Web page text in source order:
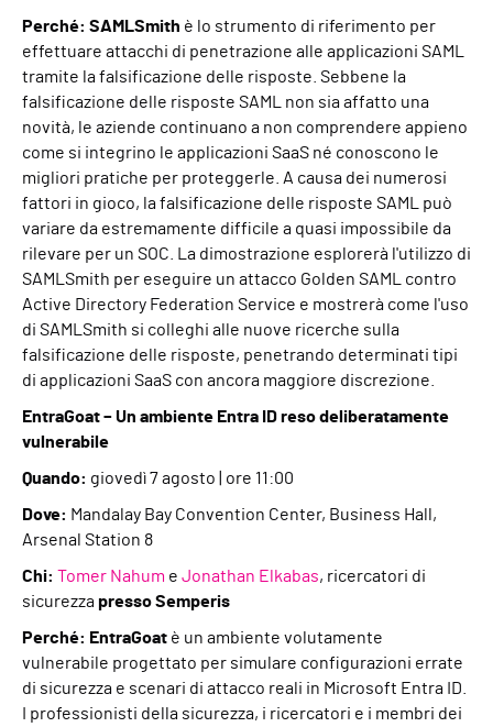
Perché: SAMLSmith è lo strumento di riferimento per
effettuare attacchi di penetrazione alle applicazioni SAML
tramite la falsificazione delle risposte. Sebbene la
falsificazione delle risposte SAML non sia affatto una
novità, le aziende continuano a non comprendere appieno
come si integrino le applicazioni SaaS né conoscono le
migliori pratiche per proteggerle. A causa dei numerosi
fattori in gioco, la falsificazione delle risposte SAML può
variare da estremamente difficile a quasi impossibile da
rilevare per un SOC. La dimostrazione esplorerà l'utilizzo di
SAMLSmith per eseguire un attacco Golden SAML contro
Active Directory Federation Service e mostrerà come l'uso
di SAMLSmith si colleghi alle nuove ricerche sulla
falsificazione delle risposte, penetrando determinati tipi
di applicazioni SaaS con ancora maggiore discrezione.
EntraGoat – Un ambiente Entra ID reso deliberatamente
vulnerabile
Quando: giovedì 7 agosto | ore 11:00
Dove: Mandalay Bay Convention Center, Business Hall,
Arsenal Station 8
Chi: Tomer Nahum e Jonathan Elkabas, ricercatori di
sicurezzapresso Semperis
Perché: EntraGoat è un ambiente volutamente
vulnerabile progettato per simulare configurazioni errate
di sicurezza e scenari di attacco reali in Microsoft Entra ID.
I professionisti della sicurezza, i ricercatori e i membri dei